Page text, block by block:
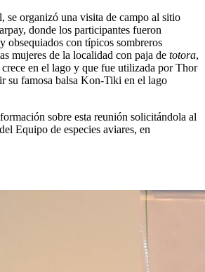
se organizó una visita de campo al sitio
donde los participantes fueron
obsequiados con típicos sombreros
mujeres de la localidad con paja de totora,
en el lago y que fue utilizada por Thor
su famosa balsa Kon-Tiki en el lago
sobre esta reunión solicitándola al
Equipo de especies aviares, en